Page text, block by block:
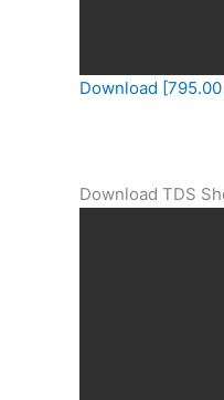
Download
Download TDS